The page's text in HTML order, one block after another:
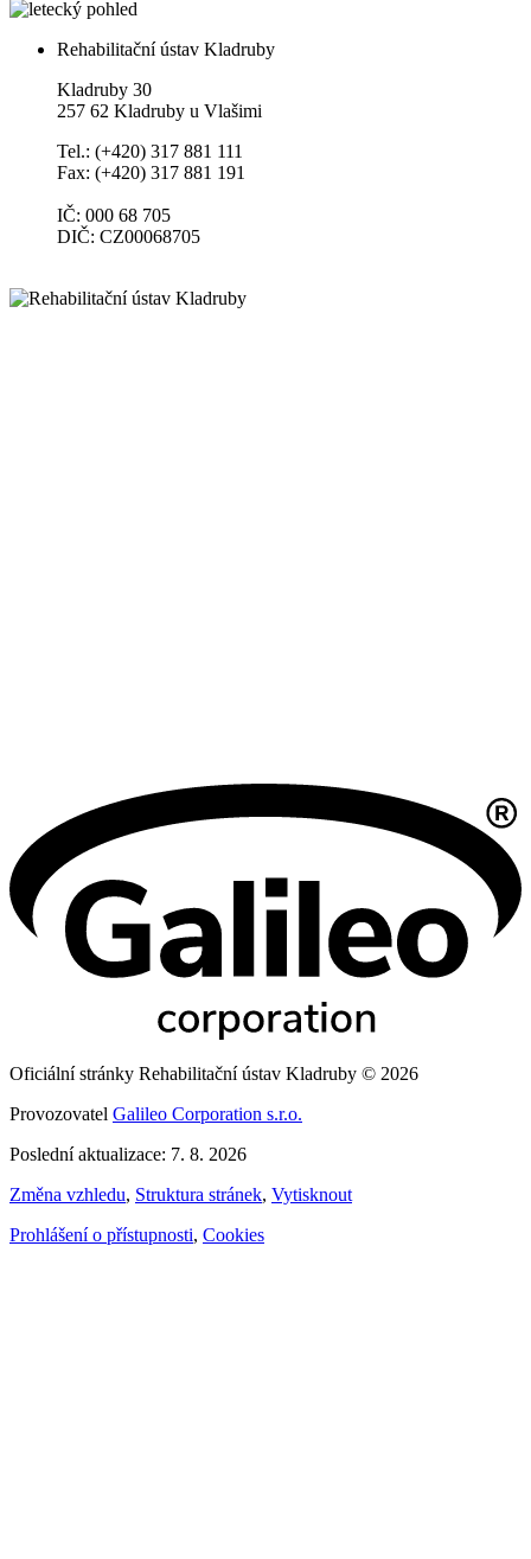
Rehabilitační ústav Kladruby
Kladruby 30
257 62 Kladruby u Vlašimi
Tel.: (+420) 317 881 111
Fax: (+420) 317 881 191
IČ: 000 68 705
DIČ: CZ00068705
Oficiální stránky Rehabilitační ústav Kladruby © 2026
Provozovatel Galileo Corporation s.r.o.
Poslední aktualizace: 7. 8. 2026
Změna vzhledu, Struktura stránek, Vytisknout
Prohlášení o přístupnosti, Cookies